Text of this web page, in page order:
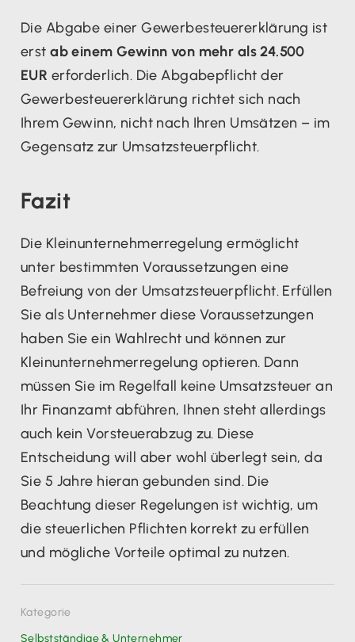
Die Abgabe einer Gewerbesteuererklärung ist
erstab einem Gewinn von mehr als 24.500
EUR erforderlich. Die Abgabepflicht der
Gewerbesteuererklärung richtet sich nach
Ihrem Gewinn, nicht nach Ihren Umsätzen – im
Gegensatz zur Umsatzsteuerpflicht.
Fazit
Die Kleinunternehmerregelung ermöglicht
unter bestimmten Voraussetzungen eine
Befreiung von der Umsatzsteuerpflicht. Erfüllen
Sie als Unternehmer diese Voraussetzungen
haben Sie ein Wahlrecht und können zur
Kleinunternehmerregelung optieren. Dann
müssen Sie im Regelfall keine Umsatzsteuer an
Ihr Finanzamt abführen, Ihnen steht allerdings
auch kein Vorsteuerabzug zu. Diese
Entscheidung will aber wohl überlegt sein, da
Sie 5 Jahre hieran gebunden sind. Die
Beachtung dieser Regelungen ist wichtig, um
die steuerlichen Pflichten korrekt zu erfüllen
und mögliche Vorteile optimal zu nutzen.
Kategorie
Selbstständige & Unternehmer